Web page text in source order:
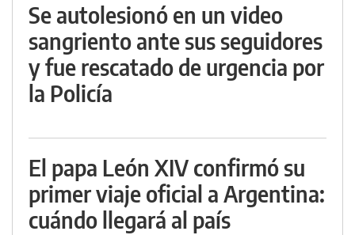
Se autolesionó en un video
sangriento ante sus seguidores
y fue rescatado de urgencia por
la Policía
El papa León XIV confirmó su
primer viaje oficial a Argentina:
cuándo llegará al país